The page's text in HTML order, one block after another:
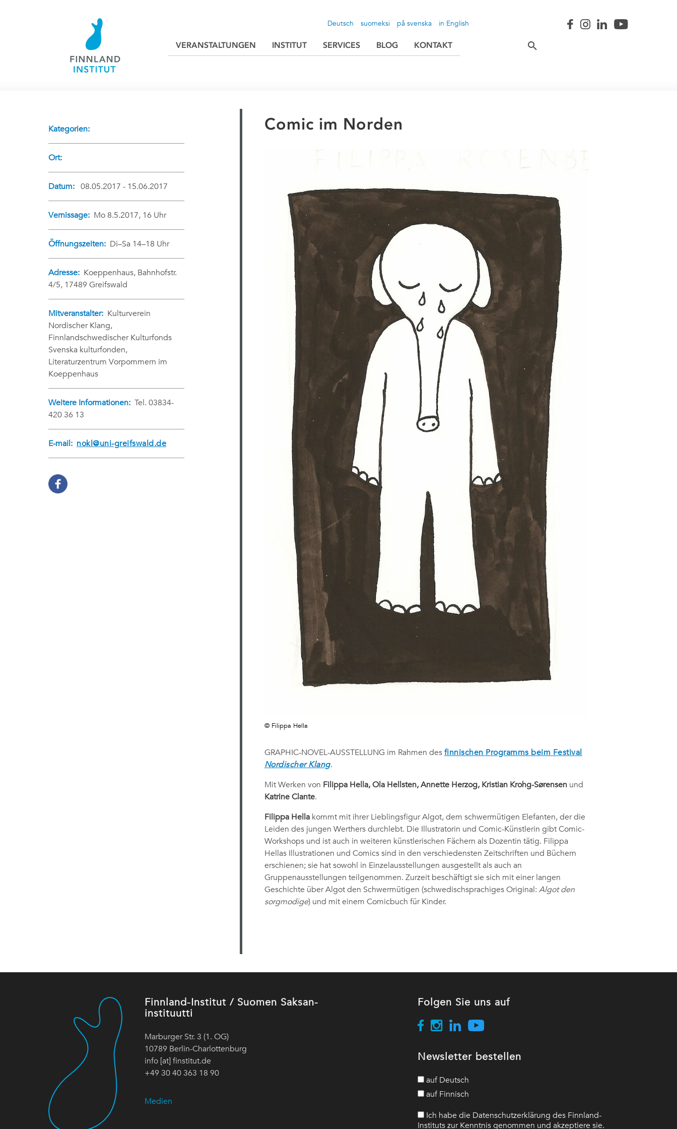
suomeksi
Deutsch på svenska in English
VERANSTALTUNGEN INSTITUT SERVICES BLOG KONTAKT
Kategorien:
Ort:
Datum: 08.05.2017 - 15.06.2017
Vernissage: Mo 8.5.2017, 16 Uhr
Öffnungszeiten: Di–Sa 14–18 Uhr
Adresse: Koeppenhaus, Bahnhofstr.
4/5, 17489 Greifswald
Mitveranstalter: Kulturverein
Nordischer Klang,
Finnlandschwedischer Kulturfonds
Svenska kulturfonden,
Literaturzentrum Vorpommern im
Koeppenhaus
Weitere Informationen: Tel. 03834-
420 36 13
E-mail: nokl@uni-greifswald.de
Comic im Norden
© Filippa Hella
GRAPHIC-NOVEL-AUSSTELLUNG im Rahmen des finnischen Programms beim Festival
Nordischer Klang.
Mit Werken von Filippa Hella, Ola Hellsten, Annette Herzog, Kristian Krohg-Sørensenund
Katrine Clante.
Filippa Hellakommt mit ihrer Lieblingsfigur Algot, dem schwermütigen Elefanten, der die
Leiden des jungen Werthers durchlebt. Die Illustratorin und Comic-Künstlerin gibt Comic-
Workshops und ist auch in weiteren künstlerischen Fächern als Dozentin tätig. Filippa
Hellas Illustrationen und Comics sind in den verschiedensten Zeitschriften und Büchern
erschienen; sie hat sowohl in Einzelausstellungen ausgestellt als auch an
Gruppenausstellungen teilgenommen. Zurzeit beschäftigt sie sich mit einer langen
Geschichte über Algot den Schwermütigen (schwedischsprachiges Original: Algot den
sorgmodige) und mit einem Comicbuch für Kinder.
Finnland-Institut / Suomen Saksan-
instituutti
Marburger Str. 3 (1. OG)
10789 Berlin-Charlottenburg
info [at] finstitut.de
+49 30 40 363 18 90
Medien
Folgen Sie uns auf
Newsletter bestellen
auf Deutsch
auf Finnisch
Ich habe die Datenschutzerklärung des Finnland-
Instituts zur Kenntnis genommen und akzeptiere sie.